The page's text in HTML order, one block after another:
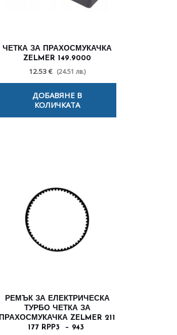
ЧЕТКА ЗА ПРАХОСМУКАЧКА
ZELMER 149.9000
12.53 € (24.51 лв.)
ДОБАВЯНЕ В
КОЛИЧКАТА
РЕМЪК ЗА ЕЛЕКТРИЧЕСКА
ТУРБО ЧЕТКА ЗА
ПРАХОСМУКАЧКА ZELMER 211
177 RPP3 – 943